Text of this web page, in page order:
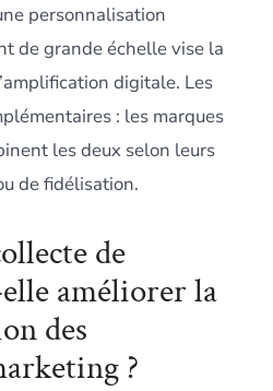
personnalisation
de grande échelle vise la
digitale. Les
: les marques
les deux selon leurs
de fidélisation.
de
améliorer la
des
?